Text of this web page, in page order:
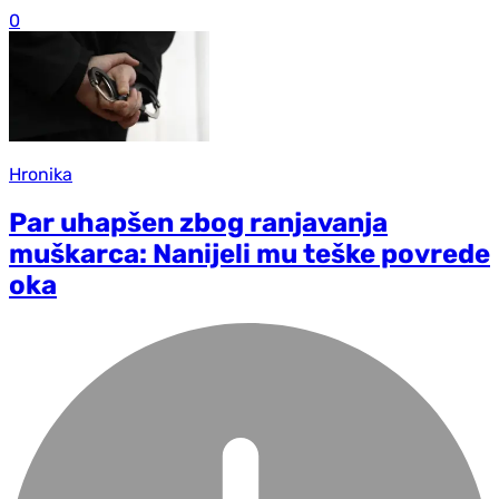
0
Hronika
Par uhapšen zbog ranjavanja
muškarca: Nanijeli mu teške povrede
oka